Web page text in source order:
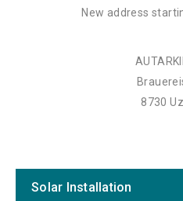
New address
8730
Solar Installation